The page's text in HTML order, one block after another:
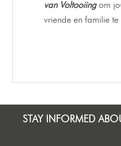
van Voltooiingom
vriende en familie te
STAY INFORMED